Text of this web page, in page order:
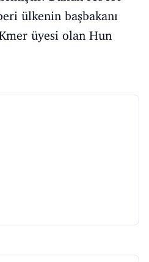
ülkenin başbakanı
üyesi olan Hun